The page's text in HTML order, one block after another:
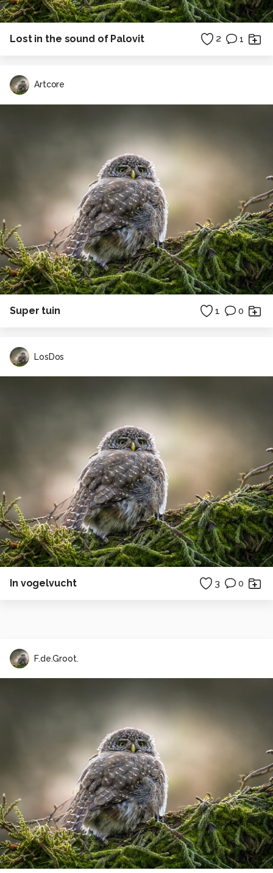
Lost in the sound of Palovit 2 1
Artcore
Super tuin 1 0
LosDos
In vogelvucht 3 0
F.de.Groot.